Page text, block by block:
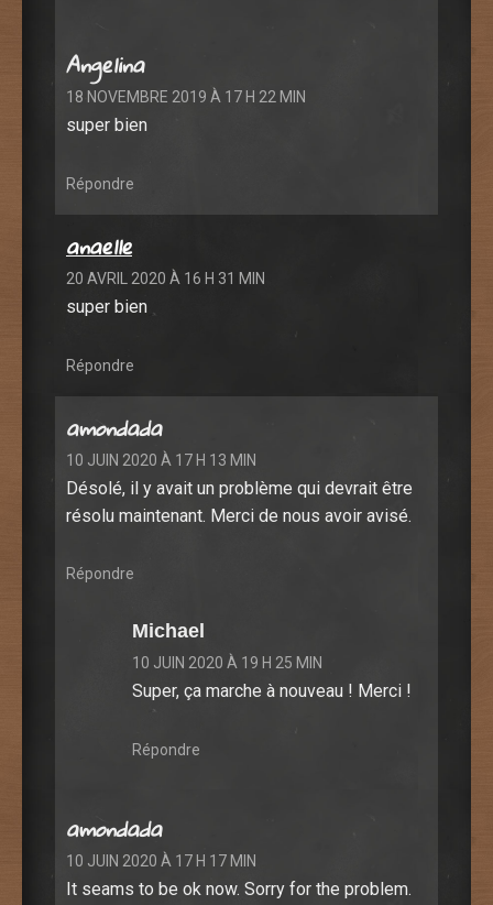
Angelina
18 NOVEMBRE 2019 À 17 H 22 MIN
super bien
Répondre
anaelle
20 AVRIL 2020 À 16 H 31 MIN
super bien
Répondre
amondada
10 JUIN 2020 À 17 H 13 MIN
Désolé, il y avait un problème qui devrait être
résolu maintenant. Merci de nous avoir avisé.
Répondre
Michael
10 JUIN 2020 À 19 H 25 MIN
Super, ça marche à nouveau ! Merci !
Répondre
amondada
10 JUIN 2020 À 17 H 17 MIN
It seams to be ok now. Sorry for the problem.